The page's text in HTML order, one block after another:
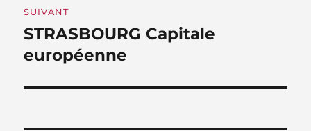
SUIVANT
Publication
suivante :
STRASBOURG Capitale
européenne